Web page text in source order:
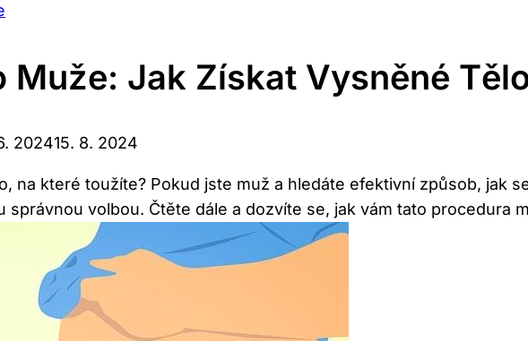
Muže: Jak Získat Vysněné
202415. 8. 2024
na které toužíte?​ Pokud jste muž a hledáte efektivní způsob, jak
správnou volbou. ‌Čtěte dále a dozvíte se, jak vám tato procedura